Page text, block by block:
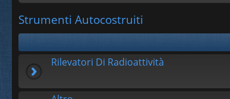
Strumenti Autocostruiti
Rilevatori Di Radioattività